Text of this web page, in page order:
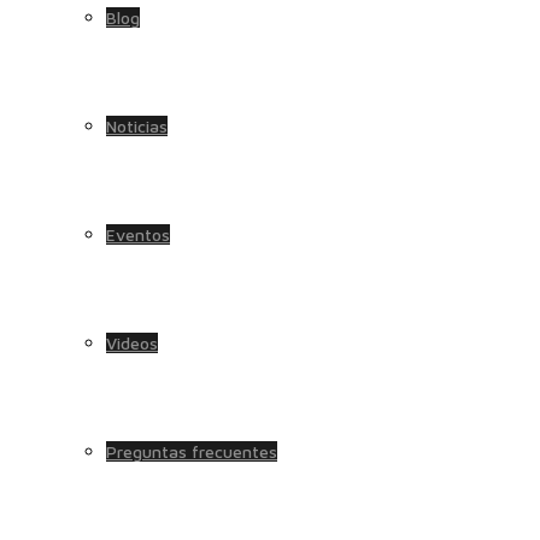
Blog
Noticias
Eventos
Videos
Preguntas frecuentes